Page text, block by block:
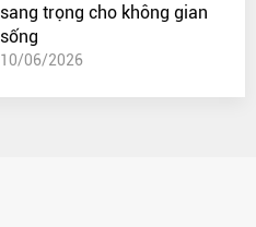
sang trọng cho không gian
sống
10/06/2026